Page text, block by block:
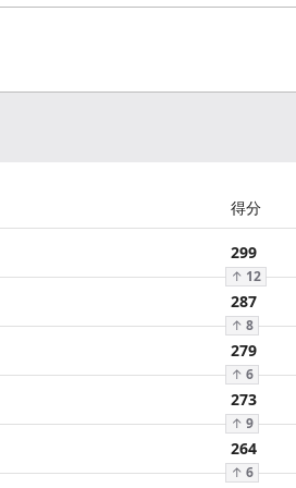
得分
299
↑ 12
287
↑ 8
279
↑ 6
273
↑ 9
264
↑ 6